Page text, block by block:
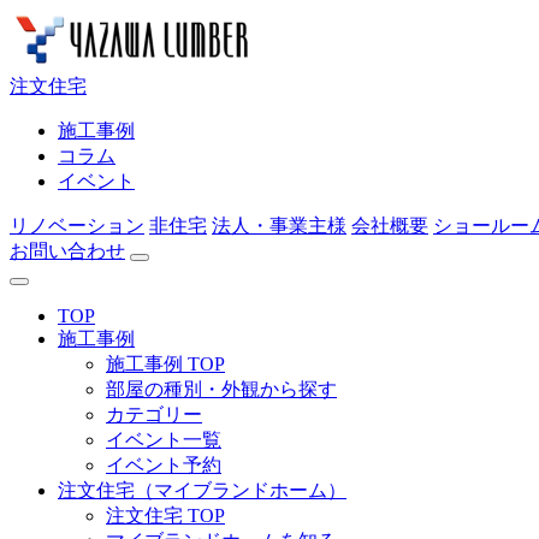
注文住宅
施工事例
コラム
イベント
リノベーション 非住宅 法人・事業主様 会社概要 ショールー
お問い合わせ
TOP
施工事例
施工事例 TOP
部屋の種別・外観から探す
カテゴリー
イベント一覧
イベント予約
注文住宅（マイブランドホーム）
注文住宅 TOP